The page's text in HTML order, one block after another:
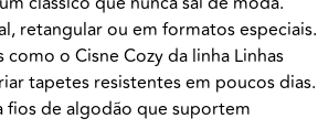
retangular ou em formatos especiais.
o Cisne Cozy da linha Linhas
tapetes resistentes em poucos dias.
fios de algodão que suportem